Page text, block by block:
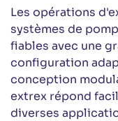
Les opérations
systèmes de
fiables avec une
configuration
conception
extrex répond
diverses